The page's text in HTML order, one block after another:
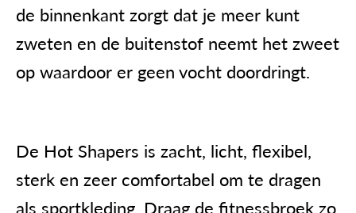
de binnenkant zorgt dat je meer kunt
zweten en de buitenstof neemt het zweet
op waardoor er geen vocht doordringt.
De Hot Shapers is zacht, licht, flexibel,
sterk en zeer comfortabel om te dragen
als sportkleding. Draag de fitnessbroek zo,